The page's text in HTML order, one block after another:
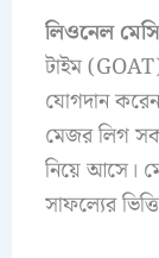
লিওনেল মেসি
টাইম
যোগদান
মেজর লিগ
নিয়ে আসে।
সাফল্যের